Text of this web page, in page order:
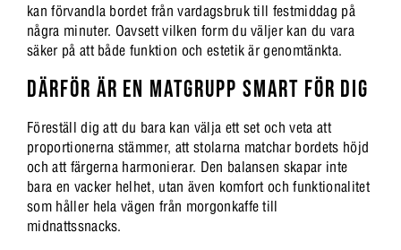
kan förvandla bordet från vardagsbruk till festmiddag på
några minuter. Oavsett vilken form du väljer kan du vara
säker på att både funktion och estetik är genomtänkta.
DÄRFÖR ÄR EN MATGRUPP SMART FÖR DIG
Föreställ dig att du bara kan välja ett set och veta att
proportionerna stämmer, att stolarna matchar bordets höjd
och att färgerna harmonierar. Den balansen skapar inte
bara en vacker helhet, utan även komfort och funktionalitet
som håller hela vägen från morgonkaffe till
midnattssnacks.